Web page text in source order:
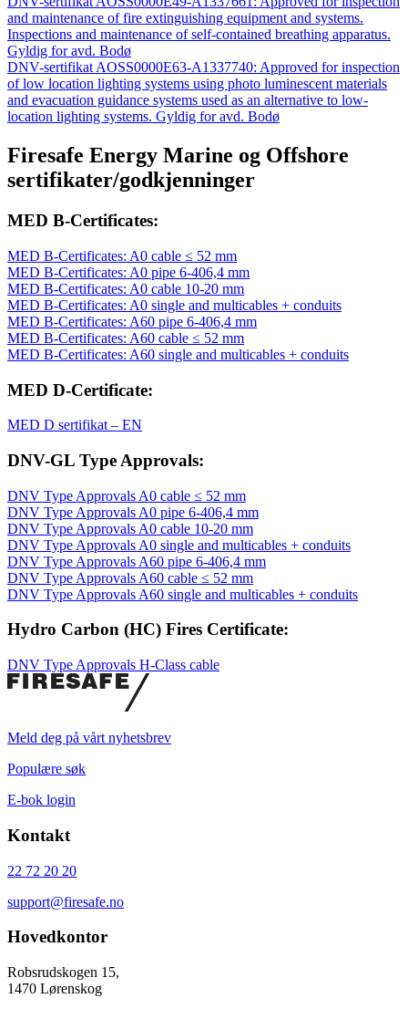
and maintenance of fire extinguishing equipment and systems.
Inspections and maintenance of self-contained breathing apparatus.
Gyldig for avd. Bodø
DNV-sertifikat AOSS0000E63-A1337740: Approved for inspection
of low location lighting systems using photo luminescent materials
and evacuation guidance systems used as an alternative to low-
location lighting systems. Gyldig for avd. Bodø
Firesafe Energy Marine og Offshore
sertifikater/godkjenninger
MED B-Certificates:
MED B-Certificates: A0 cable ≤ 52 mm
MED B-Certificates: A0 pipe 6-406,4 mm
MED B-Certificates: A0 cable 10-20 mm
MED B-Certificates: A0 single and multicables + conduits
MED B-Certificates: A60 pipe 6-406,4 mm
MED B-Certificates: A60 cable ≤ 52 mm
MED B-Certificates: A60 single and multicables + conduits
MED D-Certificate:
MED D sertifikat – EN
DNV-GL Type Approvals:
DNV Type Approvals A0 cable ≤ 52 mm
DNV Type Approvals A0 pipe 6-406,4 mm
DNV Type Approvals A0 cable 10-20 mm
DNV Type Approvals A0 single and multicables + conduits
DNV Type Approvals A60 pipe 6-406,4 mm
DNV Type Approvals A60 cable ≤ 52 mm
DNV Type Approvals A60 single and multicables + conduits
Hydro Carbon (HC) Fires Certificate:
DNV Type Approvals H-Class cable
Meld deg på vårt nyhetsbrev
Populære søk
E-bok login
Kontakt
22 72 20 20
support@firesafe.no
Hovedkontor
Robsrudskogen 15,
1470 Lørenskog